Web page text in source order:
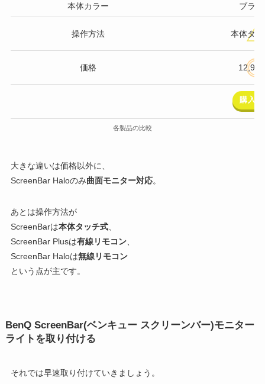
本体カラー ブラ
操作方法 本体タ
価格
購入
各製品の比較
大きな違いは価格以外に、
ScreenBar Haloのみ曲面モニター対応。
あとは操作方法が
ScreenBarは本体タッチ式、
ScreenBar Plusは有線リモコン、
ScreenBar Haloは無線リモコン
という点が主です。
BenQ ScreenBar(ベンキュー スクリーンバー)モニター
ライトを取り付ける
それでは早速取り付けていきましょう。